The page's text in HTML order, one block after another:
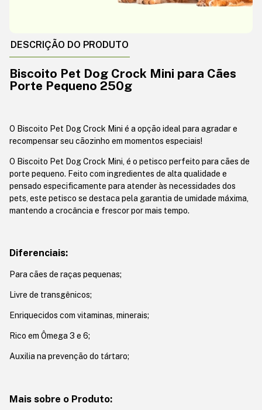
DESCRIÇÃO DO PRODUTO
Biscoito Pet Dog Crock Mini para Cães
Porte Pequeno 250g
O Biscoito Pet Dog Crock Mini é a opção ideal para agradar e
recompensar seu cãozinho em momentos especiais!
O Biscoito Pet Dog Crock Mini, é o petisco perfeito para cães de
porte pequeno. Feito com ingredientes de alta qualidade e
pensado especificamente para atender às necessidades dos
pets, este petisco se destaca pela garantia de umidade máxima,
mantendo a crocância e frescor por mais tempo.
Diferenciais:
Para cães de raças pequenas;
Livre de transgênicos;
Enriquecidos com vitaminas, minerais;
Rico em Ômega 3 e 6;
Auxilia na prevenção do tártaro;
Mais sobre o Produto: